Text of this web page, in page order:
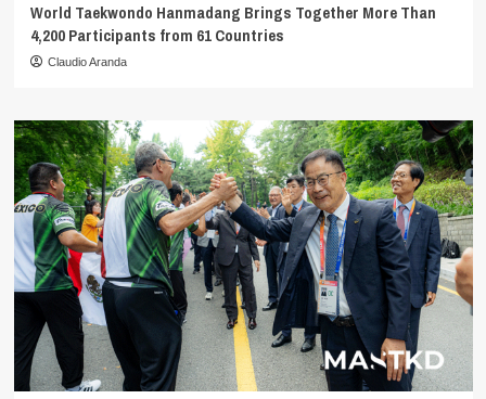
World Taekwondo Hanmadang Brings Together More Than
4,200 Participants from 61 Countries
Claudio Aranda